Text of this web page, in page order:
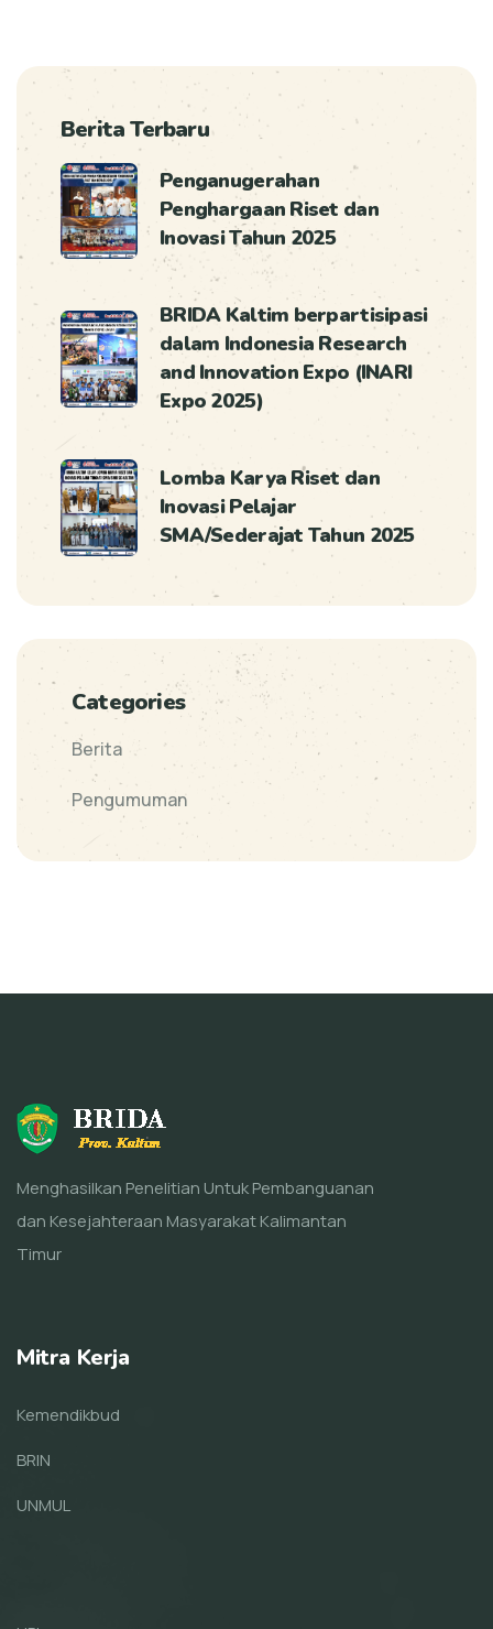
Berita Terbaru
Penganugerahan
Penghargaan Riset dan
Inovasi Tahun 2025
BRIDA Kaltim berpartisipasi
dalam Indonesia Research
and Innovation Expo (INARI
Expo 2025)
Lomba Karya Riset dan
Inovasi Pelajar
SMA/Sederajat Tahun 2025
Categories
Berita
Pengumuman
Menghasilkan Penelitian Untuk Pembanguanan
dan Kesejahteraan Masyarakat Kalimantan
Timur
Mitra Kerja
Kemendikbud
BRIN
UNMUL